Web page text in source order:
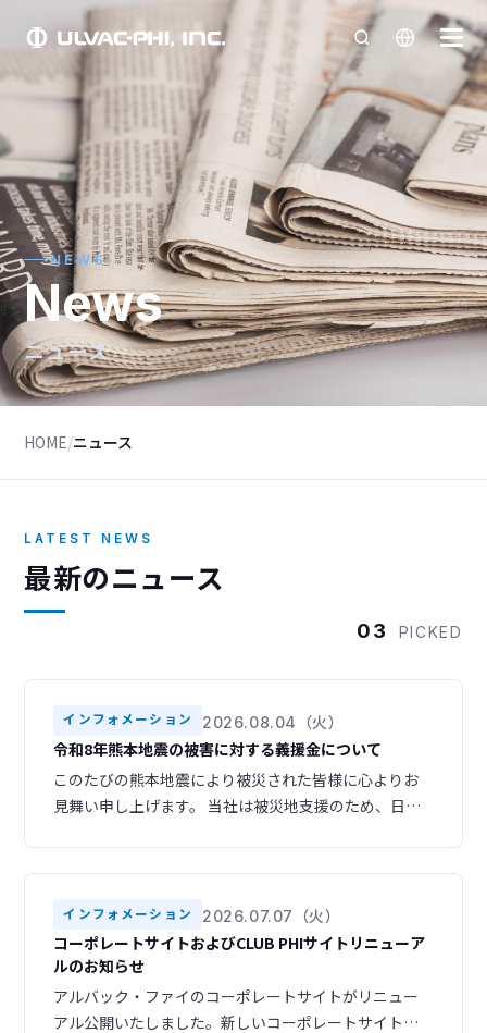
NEWS
News
ニュース
HOME/ニュース
LATEST NEWS
最新のニュース
03 PICKED
インフォメーション 2026.08.04（火）
令和8年熊本地震の被害に対する義援金について
このたびの熊本地震により被災された皆様に心よりお
見舞い申し上げます。 当社は被災地支援のため、日本
インフォメーション 2026.07.07（火）
コーポレートサイトおよびCLUB PHIサイトリニューア
ルのお知らせ
アルバック・ファイのコーポレートサイトがリニュー
アル公開いたしました。新しいコーポレートサイトで